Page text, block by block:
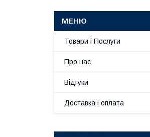
Товари і Послуги
Про нас
Відгуки
Доставка і оплата